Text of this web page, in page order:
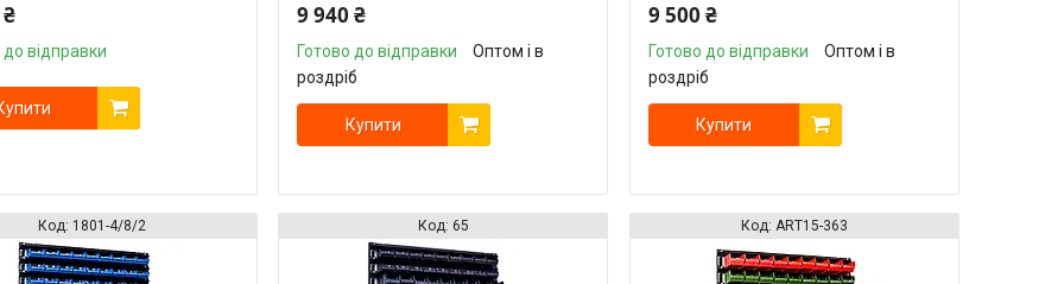
до відправки
9 940 ₴
Готово до відправки
Оптом і в
роздріб
Купити
9 500 ₴
Готово до відправки
Оптом і в
роздріб
Купити
1801-4/8/2 65 ART15-363